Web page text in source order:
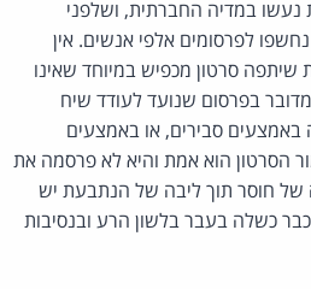
במדיה החברתית, ושלפני
לפרסומים אלפי אנשים. אין
סרטון מכפיש במיוחד שאינו
בפרסום שנועד לעודד שיח
סבירים, או באמצעים
הסרטון הוא אמת והיא לא פרסמה את
חוסר תוך ליבה של הנתבעת יש
כשלה בעבר בלשון הרע ובנסיבות